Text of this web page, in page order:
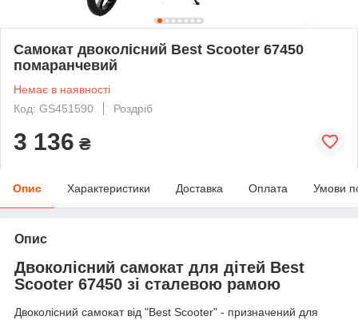
Самокат двоколісний Best Scooter 67450
помаранчевий
Немає в наявності
Код: GS451590
Роздріб
3 136 ₴
Опис Характеристики Доставка Оплата Умови
Опис
Двоколісний самокат для дітей Best
Scooter 67450 зі сталевою рамою
Двоколісний самокат від "Best Scooter" - призначений для